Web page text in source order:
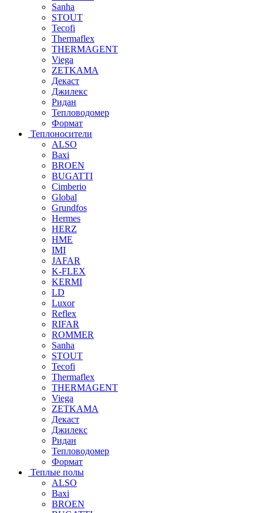
Sanha
STOUT
Tecofi
Thermaflex
THERMAGENT
Viega
ZETKAMA
Декаст
Джилекс
Ридан
Тепловодомер
Формат
Теплоносители
ALSO
Baxi
BROEN
BUGATTI
Cimberio
Global
Grundfos
Hermes
HERZ
HME
IMI
JAFAR
K-FLEX
KERMI
LD
Luxor
Reflex
RIFAR
ROMMER
Sanha
STOUT
Tecofi
Thermaflex
THERMAGENT
Viega
ZETKAMA
Декаст
Джилекс
Ридан
Тепловодомер
Формат
Теплые полы
ALSO
Baxi
BROEN